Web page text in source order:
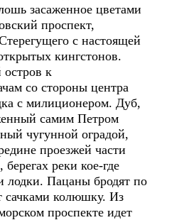
засаженное цветами
проспект,
с настоящей
кингстонов.
к
со стороны центра
с милиционером. Дуб,
самим Петром
чугунной оградой,
проезжей части
реки кое-где
лодки. Пацаны бродят по
сачками колюшку. Из
проспекте идет